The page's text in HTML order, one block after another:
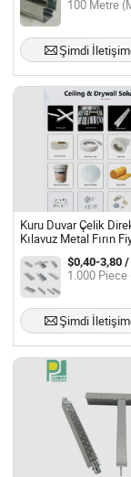
100 Metre
Şimdi
Kuru Duvar Çelik
Kılavuz Metal Fırın
$0,40-3,80
1.000 Piece
Şimdi